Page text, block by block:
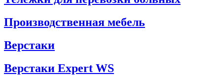
Производственная мебель
Верстаки
Верстаки Expert WS